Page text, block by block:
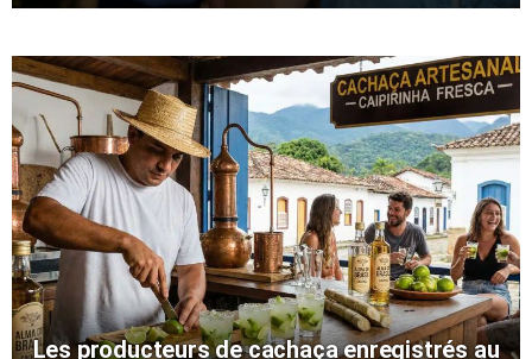
Les producteurs de cachaça enregistrés au